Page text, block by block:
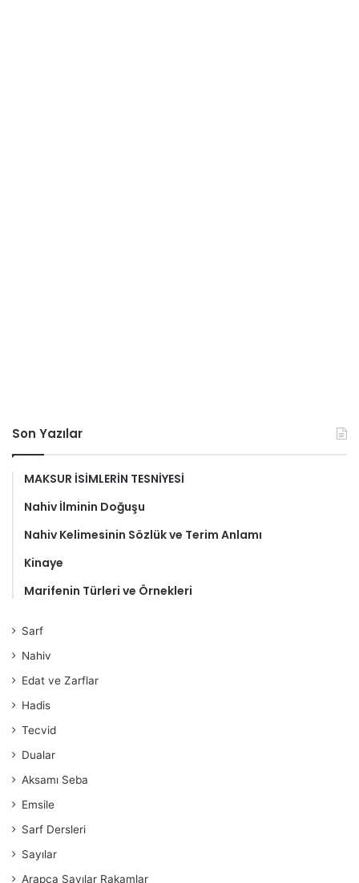
Son Yazılar
MAKSUR İSİMLERİN TESNİYESİ
Nahiv İlminin Doğuşu
Nahiv Kelimesinin Sözlük ve Terim Anlamı
Kinaye
Marifenin Türleri ve Örnekleri
Sarf
Nahiv
Edat ve Zarflar
Hadis
Tecvid
Dualar
Aksamı Seba
Emsile
Sarf Dersleri
Sayılar
Arapça Sayılar Rakamlar